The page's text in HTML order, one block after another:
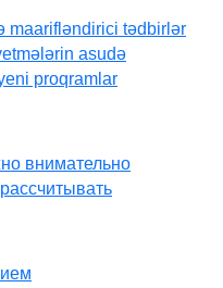
maarifləndirici tədbirlər
asudə
proqramlar
внимательно